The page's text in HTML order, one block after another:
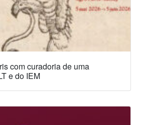
com curadoria de uma
e do IEM